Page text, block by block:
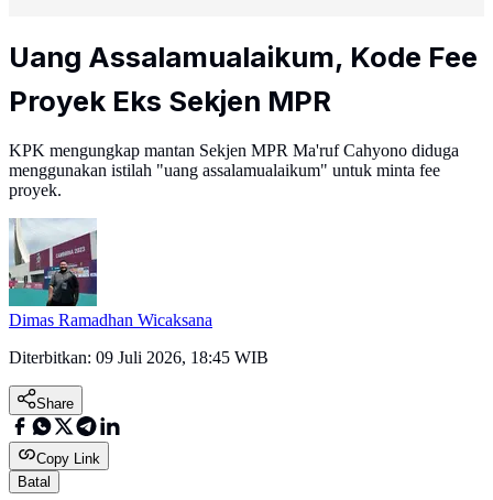
Uang Assalamualaikum, Kode Fee
Proyek Eks Sekjen MPR
KPK mengungkap mantan Sekjen MPR Ma'ruf Cahyono diduga
menggunakan istilah "uang assalamualaikum" untuk minta fee
proyek.
Dimas Ramadhan Wicaksana
Diterbitkan: 09 Juli 2026, 18:45 WIB
Share
Copy Link
Batal